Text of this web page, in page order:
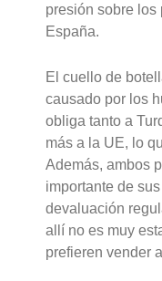
presión sobre los
España.
El cuello de
causado por los
obliga tanto a
más a la UE, lo
Además, ambos
importante de
devaluación
allí no es muy
prefieren vender